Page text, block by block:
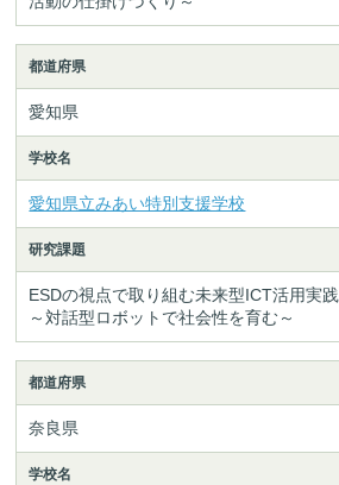
都道府県
愛知県
学校名
愛知県立みあい特別支援学校
研究課題
ESDの視点で取り組む未来型ICT活用実践
～対話型ロボットで社会性を育む～
都道府県
奈良県
学校名